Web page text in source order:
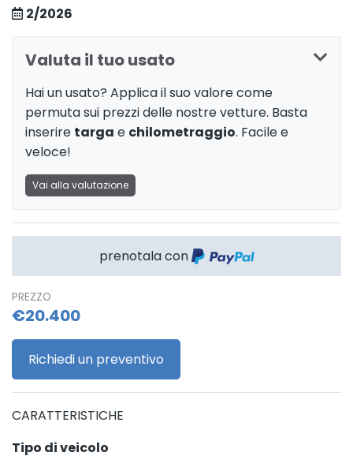
2/2026
Valuta il tuo usato
Hai un usato? Applica il suo valore come
permuta sui prezzi delle nostre vetture. Basta
inserire targa e chilometraggio. Facile e
veloce!
Vai alla valutazione
prenotala con
PREZZO
€20.400
Richiedi un preventivo
CARATTERISTICHE
Tipo di veicolo